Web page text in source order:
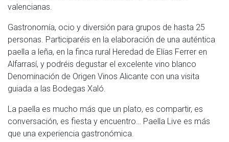
valencianas.
Gastronomía, ocio y diversión para grupos de hasta 25
personas. Participaréis en la elaboración de una auténtica
paella a leña, en la finca rural Heredad de Elías Ferrer en
Alfarrasí, y podréis degustar el excelente vino blanco
Denominación de Origen Vinos Alicante con una visita
guiada a las Bodegas Xaló.
La paella es mucho más que un plato, es compartir, es
conversación, es fiesta y encuentro… Paella Live es más
que una experiencia gastronómica.